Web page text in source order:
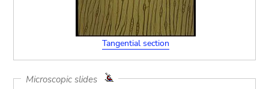
Tangential section
Microscopic slides